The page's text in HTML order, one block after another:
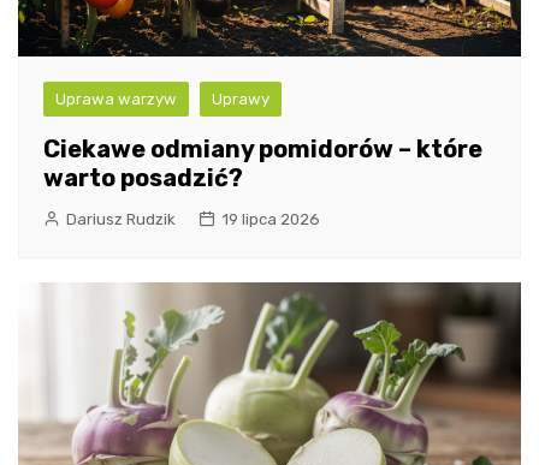
Uprawa warzyw Uprawy
Ciekawe odmiany pomidorów – które
warto posadzić?
Dariusz Rudzik 19 lipca 2026